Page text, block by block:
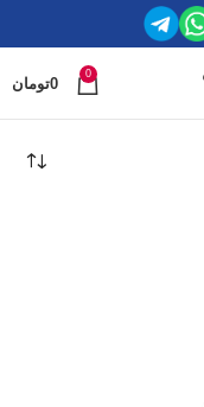
0
0تومان